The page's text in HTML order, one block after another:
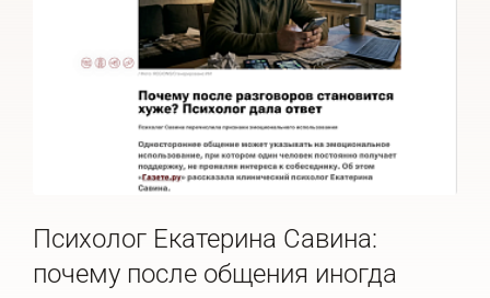
Психолог Екатерина Савина:
почему после общения иногда